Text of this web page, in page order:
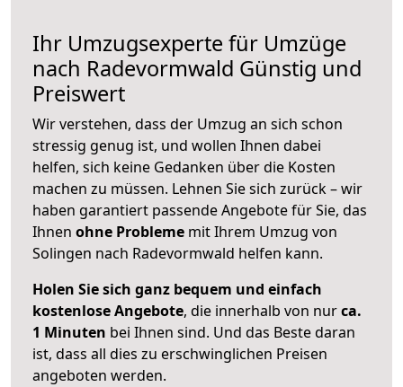
Ihr Umzugsexperte für Umzüge
nach Radevormwald Günstig und
Preiswert
Wir verstehen, dass der Umzug an sich schon
stressig genug ist, und wollen Ihnen dabei
helfen, sich keine Gedanken über die Kosten
machen zu müssen. Lehnen Sie sich zurück – wir
haben garantiert passende Angebote für Sie, das
Ihnen ohne Probleme mit Ihrem Umzug von
Solingen nach Radevormwald helfen kann.
Holen Sie sich ganz bequem und einfach
kostenlose Angebote, die innerhalb von nurca.
1 Minuten bei Ihnen sind. Und das Beste daran
ist, dass all dies zu erschwinglichen Preisen
angeboten werden.